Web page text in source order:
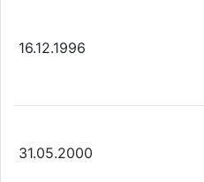
16.12.1996
31.05.2000